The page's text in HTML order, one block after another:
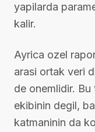
yapilarda
kalir.
Ayrica ozel
arasi ortak veri
de onemlidir.
ekibinin degil,
katmaninin da